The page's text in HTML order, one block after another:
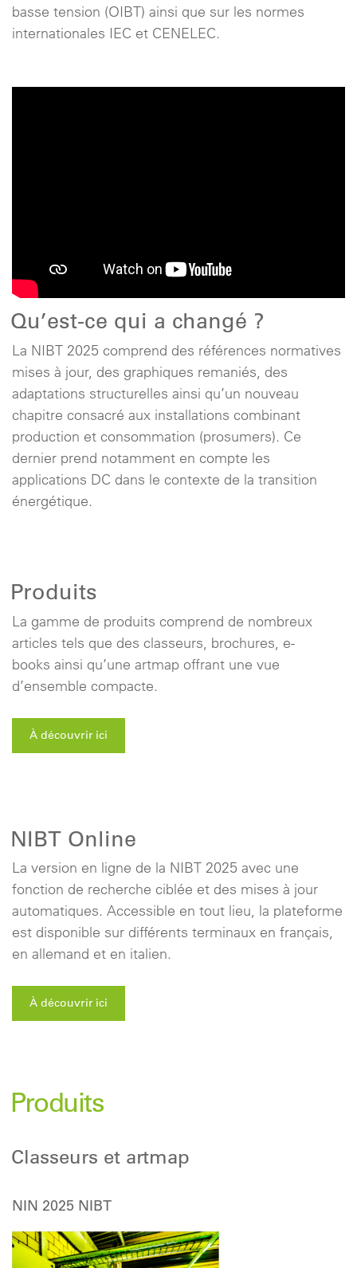
basse tension (OIBT) ainsi que sur les normes
internationales IEC et CENELEC.
Qu’est-ce qui a changé ?
La NIBT 2025 comprend des références normatives
mises à jour, des graphiques remaniés, des
adaptations structurelles ainsi qu’un nouveau
chapitre consacré aux installations combinant
production et consommation (prosumers). Ce
dernier prend notamment en compte les
applications DC dans le contexte de la transition
énergétique.
Produits
La gamme de produits comprend de nombreux
articles tels que des classeurs, brochures, e-
books ainsi qu’une artmap offrant une vue
d’ensemble compacte.
À découvrir ici
NIBT Online
La version en ligne de la NIBT 2025 avec une
fonction de recherche ciblée et des mises à jour
automatiques. Accessible en tout lieu, la plateforme
est disponible sur différents terminaux en français,
en allemand et en italien.
À découvrir ici
Produits
Classeurs et artmap
NIN 2025 NIBT